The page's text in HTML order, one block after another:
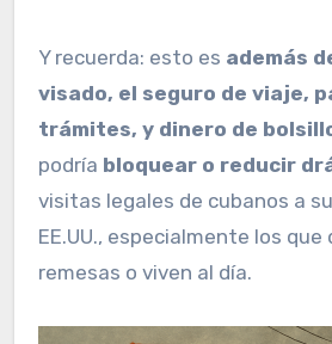
Y recuerda: esto es además
visado, el seguro de viaje,
trámites, y dinero de
podría bloquear o reducir
visitas legales de cubanos a
EE.UU., especialmente los que
remesas o viven al día.